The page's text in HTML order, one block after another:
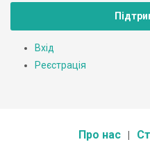
Вхід
Реєстрація
Про нас